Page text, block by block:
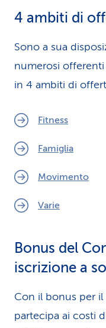
4 ambiti di
Sono a sua
numerosi offerenti
in 4 ambiti di
Fitness
Famiglia
Movimento
Varie
Bonus del
iscrizione a
Con il bonus per il
partecipa ai costi